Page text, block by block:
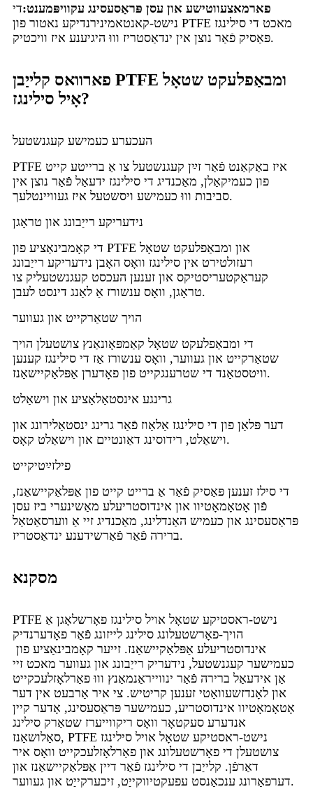
פארמאצעווטישע און עסן פּראַסעסינג עקוויפּמענט:די
נישט-קאנטאמינירנדיקע נאטור פון PTFE מאכט די סילינגז
פּאַסיק פֿאַר נוצן אין ינדאַסטריז וווּ היגיענע איז וויכטיק.
פארוואס קלייַבן PTFE ומבאַפלעקט שטאָל
אָיל סילינגז?
העכערע כעמישע קעגנשטעל
PTFE איז באַקאַנט פֿאַר זײַן קעגנשטעל צו אַ ברייטע קייט
פון כעמיקאַלן, מאַכנדיג די סילינגז ידעאַל פֿאַר נוצן אין
סביבות וווּ כעמישע ויסשטעל איז געוויינטלעך.
נידעריקע רייַבונג און טראָגן
די קאָמבינאַציע פון ​​PTFE און ומבאַפלעקט שטאָל
רעזולטירט אין סילינגז וואָס האָבן נידעריקע רייַבונג
קעראַקטעריסטיקס און זענען העכסט קעגנשטעליק צו
טראָגן, וואָס ענשורז אַ לאַנג דינסט לעבן.
הויך שטאַרקייט און געווער
די ומבאַפלעקט שטאָל קאַמפּאָונאַנץ צושטעלן הויך
שטאַרקייט און געווער, וואָס ענשורז אַז די סילינגז קענען
וויטסטאַנד די שטרענגקייט פון פאָדערן אַפּלאַקיישאַנז.
גרינגע אינסטאַלאַציע און וישאַלט
דער פּלאַן פון די סילינגז אַלאַוז פֿאַר גרינג ינסטאַלירונג און
וישאַלט, רידוסינג דאַונטיים און וישאַלט קאָס.
פילזײַטיקייט
די סילז זענען פּאַסיק פֿאַר אַ ברייט קייט פון אַפּלאַקיישאַנז,
פֿון אָטאָמאָטיוו און אינדוסטריעלע מאַשינערי ביז עסן
פּראַסעסינג און כעמיש האַנדלינג, מאַכנדיג זיי אַ ווערסאַטאַל
ברירה פֿאַר פֿאַרשידענע ינדאַסטריז.
מסקנא
PTFE נישט-ראסטיקע שטאָל אויל סילינגז פאָרשלאָגן אַ
הויך-פאָרשטעלונג סילינג לייזונג פֿאַר פאָדערנדיק
אינדוסטריעלע אַפּלאַקיישאַנז. זייער קאָמבינאַציע פון ​​
כעמישער קעגנשטעל, נידעריק רייַבונג און געווער מאכט זיי
אַן אידעאַל ברירה פֿאַר ינווייראַנמאַנץ וווּ פאַרלאָזלעכקייט
און לאָנדזשעוואַטי זענען קריטיש. צי איר אַרבעט אין דער
אָטאָמאָטיוו אינדוסטריע, כעמישער פּראַסעסינג, אָדער קיין
אנדערע סעקטאָר וואָס ריקווייערז שטאַרק סילינג
סאַלושאַנז, PTFE נישט-ראסטיקע שטאָל אויל סילינגז
צושטעלן די פאָרשטעלונג און פאַרלאָזלעכקייט וואָס איר
דאַרפֿן. קלייַבן די סילינגז פֿאַר דיין אַפּלאַקיישאַנז און
דערפאַרונג ענכאַנסט עפעקטיווקייַט, זיכערקייַט און געווער.